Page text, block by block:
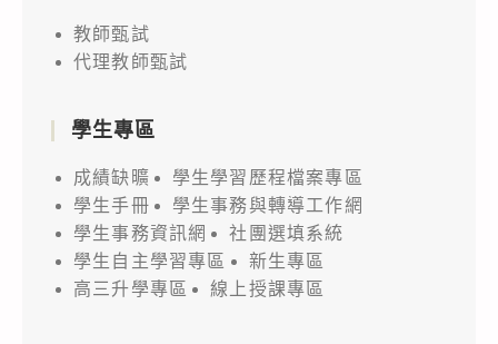
教師甄試
代理教師甄試
學生專區
成績缺曠
學生學習歷程檔案專區
學生手冊
學生事務與轉導工作網
學生事務資訊網
社團選填系統
學生自主學習專區
新生專區
高三升學專區
線上授課專區